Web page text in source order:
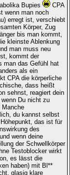
Bupies
CPA
wenn man noch
erregt ist, verschiebt
Körper, Zug
bis man kommt,
kleinste Ablenkung
man muss neu
kommt der
man das Gefühl hat
als ein
CPA die körperliche
dass heißt
sehnst, reagiert dein
Du nicht zu
Manche
du kannst selbst
das ist für
des
wenn deine
der Schwellkörper
Testoblocker wirkt
es lässt die
haben) mit Bl**
glasig klare